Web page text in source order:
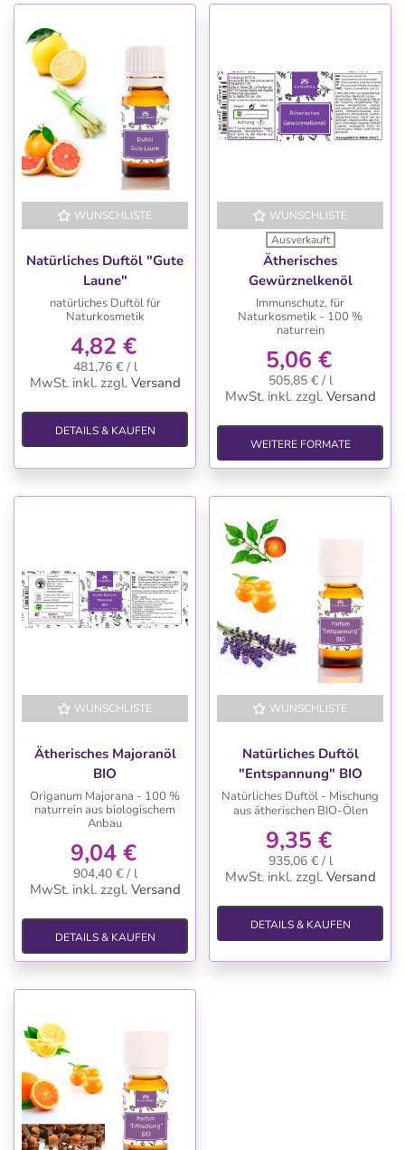
WUNSCHLISTE
Natürliches Duftöl "Gute
Laune"
natürliches Duftöl für
Naturkosmetik
4,82 €
481,76 € / l
MwSt. inkl. zzgl. Versand
DETAILS & KAUFEN
WUNSCHLISTE
Ausverkauft
Ätherisches
Gewürznelkenöl
Immunschutz, für
Naturkosmetik - 100 %
naturrein
5,06 €
505,85 € / l
MwSt. inkl. zzgl. Versand
WEITERE FORMATE
WUNSCHLISTE
Ätherisches Majoranöl
BIO
Origanum Majorana - 100 %
naturrein aus biologischem
Anbau
9,04 €
904,40 € / l
MwSt. inkl. zzgl. Versand
DETAILS & KAUFEN
WUNSCHLISTE
Natürliches Duftöl
"Entspannung" BIO
Natürliches Duftöl - Mischung
aus ätherischen BIO-Ölen
9,35 €
935,06 € / l
MwSt. inkl. zzgl. Versand
DETAILS & KAUFEN